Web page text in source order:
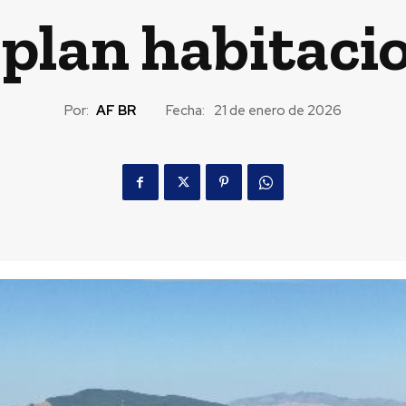
Por: AF BR Fecha: 21 de enero de 2026